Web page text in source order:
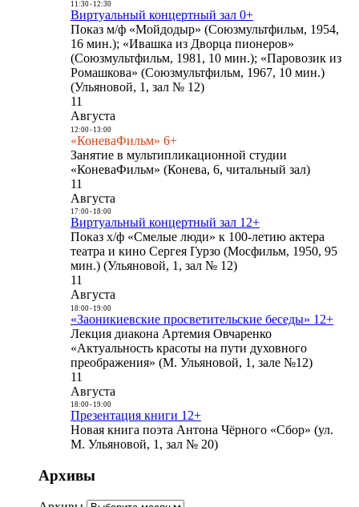
11:30- 12:30
Виртуальный концертный зал 0+
Показ м/ф «Мойдодыр» (Союзмультфильм, 1954,
16 мин.); «Ивашка из Дворца пионеров»
(Союзмультфильм, 1981, 10 мин.); «Паровозик из
Ромашкова» (Союзмультфильм, 1967, 10 мин.)
(Ульяновой, 1, зал № 12)
11
Августа
12:00- 13:00
«КоневаФильм» 6+
Занятие в мультипликационной студии
«КоневаФильм» (Конева, 6, читальный зал)
11
Августа
17:00- 18:00
Виртуальный концертный зал 12+
Показ х/ф «Смелые люди» к 100-летию актера
театра и кино Сергея Гурзо (Мосфильм, 1950, 95
мин.) (Ульяновой, 1, зал № 12)
11
Августа
18:00- 19:00
«Заоникиевские просветительские беседы» 12+
Лекция диакона Артемия Овчаренко
«Актуальность красоты на пути духовного
преображения» (М. Ульяновой, 1, зале №12)
11
Августа
18:00- 19:00
Презентация книги 12+
Новая книга поэта Антона Чёрного «Сбор» (ул.
М. Ульяновой, 1, зал № 20)
Архивы